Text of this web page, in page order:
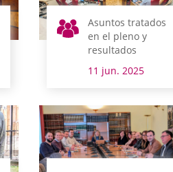
Asuntos tratados
en el pleno y
resultados
11 jun. 2025